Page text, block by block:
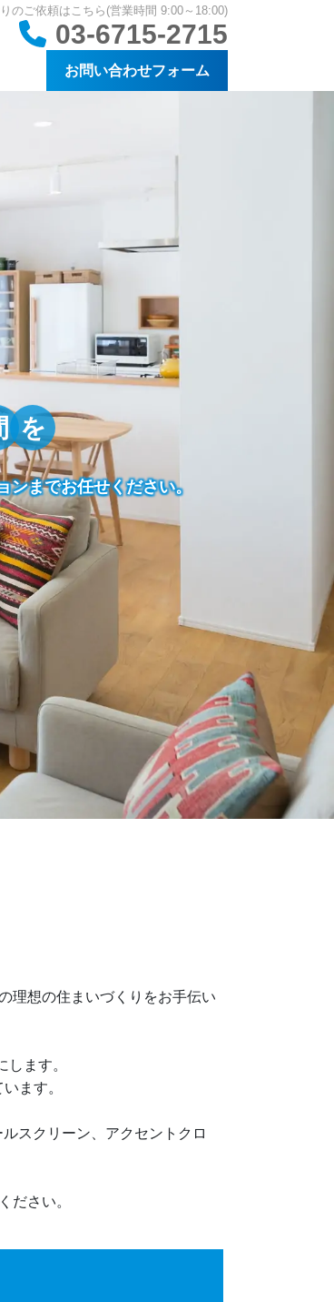
のご依頼はこちら(営業時間 9:00～18:00)
03-6715-2715
お問い合わせフォーム
を
ンまでお任せください。
理想の住まいづくりをお手伝い
ます。
ます。
スクリーン、アクセントクロ
ださい。